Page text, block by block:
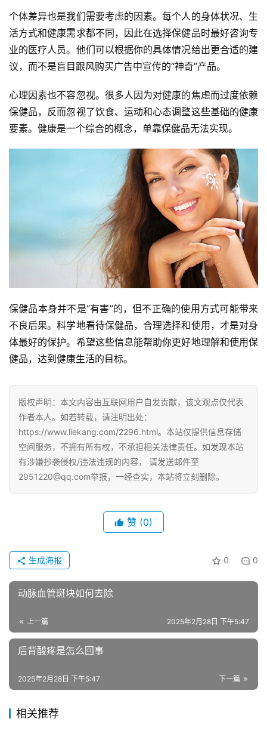
个体差异也是我们需要考虑的因素。每个人的身体状况、生
活方式和健康需求都不同，因此在选择保健品时最好咨询专
业的医疗人员。他们可以根据你的具体情况给出更合适的建
议，而不是盲目跟风购买广告中宣传的“神奇”产品。
心理因素也不容忽视。很多人因为对健康的焦虑而过度依赖
保健品，反而忽视了饮食、运动和心态调整这些基础的健康
要素。健康是一个综合的概念，单靠保健品无法实现。
保健品本身并不是“有害”的，但不正确的使用方式可能带来
不良后果。科学地看待保健品，合理选择和使用，才是对身
体最好的保护。希望这些信息能帮助你更好地理解和使用保
健品，达到健康生活的目标。
版权声明：本文内容由互联网用户自发贡献，该文观点仅代表
作者本人。如若转载，请注明出处：
https://www.liekang.com/2296.html。本站仅提供信息存储
空间服务，不拥有所有权，不承担相关法律责任。如发现本站
有涉嫌抄袭侵权/违法违规的内容， 请发送邮件至
2951220@qq.com举报，一经查实，本站将立刻删除。
赞 (0)
0 0
生成海报
动脉血管斑块如何去除
上一篇 2025年2月28日 下午5:47
后背酸疼是怎么回事
下一篇
2025年2月28日 下午5:47
相关推荐